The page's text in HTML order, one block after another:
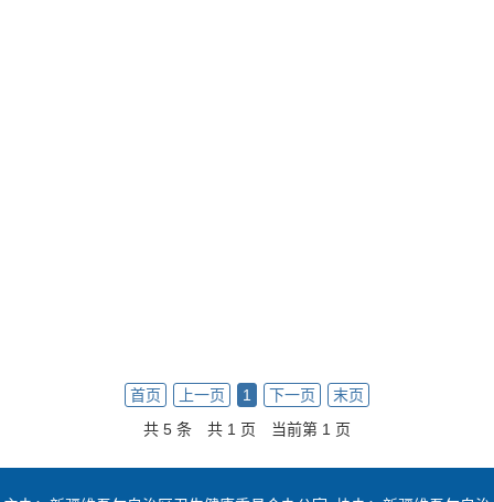
首页 上一页 1 下一页
末页
共 5 条
共 1 页 当前第 1 页